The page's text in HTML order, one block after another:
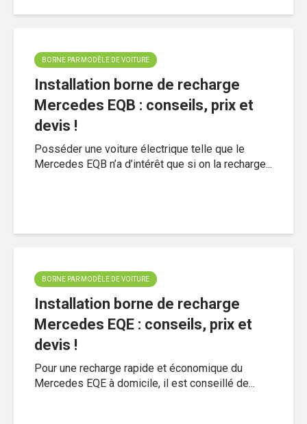
BORNE PAR MODÈLE DE VOITURE
Installation borne de recharge
Mercedes EQB : conseils, prix et
devis !
Posséder une voiture électrique telle que le
Mercedes EQB n’a d’intérêt que si on la recharge...
BORNE PAR MODÈLE DE VOITURE
Installation borne de recharge
Mercedes EQE : conseils, prix et
devis !
Pour une recharge rapide et économique du
Mercedes EQE à domicile, il est conseillé de...